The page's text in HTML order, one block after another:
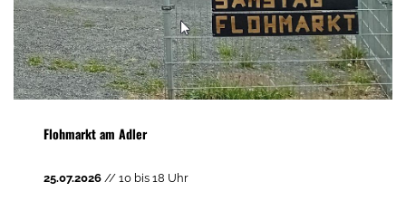
Flohmarkt am Adler
25.07.2026 // 10 bis 18 Uhr